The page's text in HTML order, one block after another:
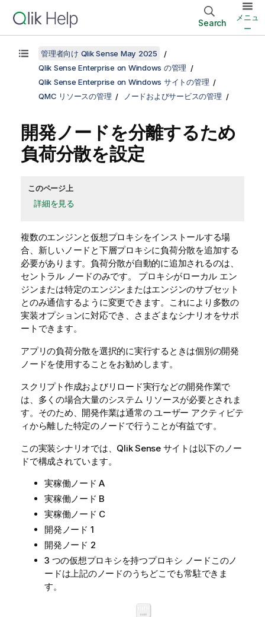
Search
メニュ
ー
管理者向け Qlik Sense May 2025
Qlik Sense Enterprise on Windows の管理
Qlik Sense Enterprise on Windows サイトの管理
QMC リソースの管理
ノードおよびサービスの管理
開発ノードを分離するため
負荷分散を設定
このページ上
詳細を見る
複数のエンジンと仮想プロキシをインストールする場
合、新しいノードと下層プロキシに負荷分散を追加する
必要があります。負荷分散が自動的に追加されるのは、
セントラル ノードのみです。 プロキシがローカル エン
ジンまたは特定のエンジンまたはエンジンのサブセット
とのみ通信するように変更できます。これにより多数の
実装オプションに対応でき、さまざまなシナリオをサポ
ートできます。
アプリの負荷分散を選択的に実行するときは個別の開発
ノードを使用することをお勧めします。
スクリプト作成およびリロード実行などの開発作業で
は、多くの場合大量のシステム リソースが必要とされま
す。そのため、開発作業は通常の ユーザー アクティビテ
ィから離した特定のノードで行うことが有益です。
この実装シナリオでは、 Qlik Senseサイトは以下のノー
ドで構成されています。
実稼働ノード A
実稼働ノード B
実稼働ノード C
開発ノード 1
開発ノード 2
3 つの仮想プロキシを持つプロキシ ノードこのノ
ードは上記のノードのうちどこでも常駐できま
す。